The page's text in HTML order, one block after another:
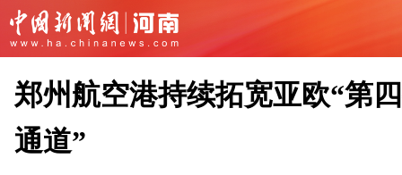
郑州航空港持续拓宽亚欧“第
通道”